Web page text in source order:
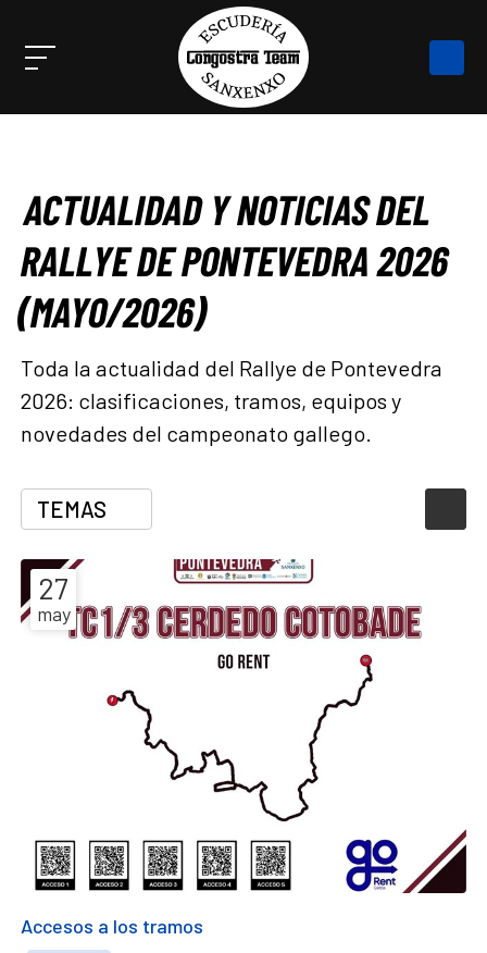
ACTUALIDAD Y NOTICIAS DEL
RALLYE DE PONTEVEDRA 2026
(MAYO/2026)
Toda la actualidad del Rallye de Pontevedra
2026: clasificaciones, tramos, equipos y
novedades del campeonato gallego.
TEMAS
27
may
Accesos a los tramos